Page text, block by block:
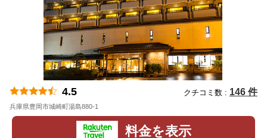
4.5 クチコミ数 : 146 件
兵庫県豊岡市城崎町湯島880-1
料金を表示